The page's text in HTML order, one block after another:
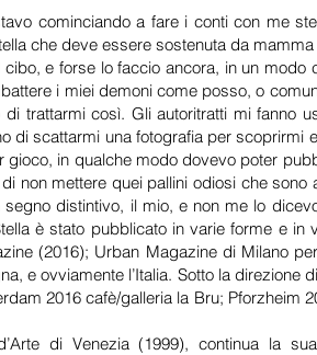
cominciando a fare i conti con me
che deve essere sostenuta da
e forse lo faccio ancora, in un modo
i miei demoni come posso, o
trattarmi così. Gli autoritratti mi fanno
di scattarmi una fotografia per scoprirmi
in qualche modo dovevo poter
non mettere quei pallini odiosi che sono
distintivo, il mio, e non me lo
è stato pubblicato in varie forme e in
(2016); Urban Magazine di Milano
e ovviamente l’Italia. Sotto la direzione
2016 cafè/galleria la Bru; Pforzheim
di Venezia (1999), continua la